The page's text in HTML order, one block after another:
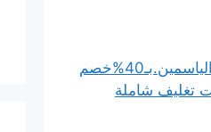
دينا نقل عفش حي الياسمين.بـ40%خصم
تغليف شاملة